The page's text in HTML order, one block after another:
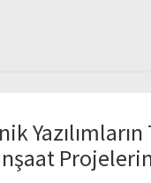
Yazılımların